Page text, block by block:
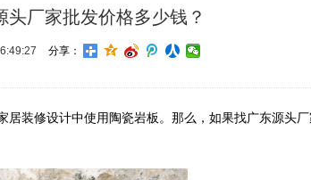
厂家批发价格多少钱？
分享：
装修设计中使用陶瓷岩板。那么，如果找广东源头